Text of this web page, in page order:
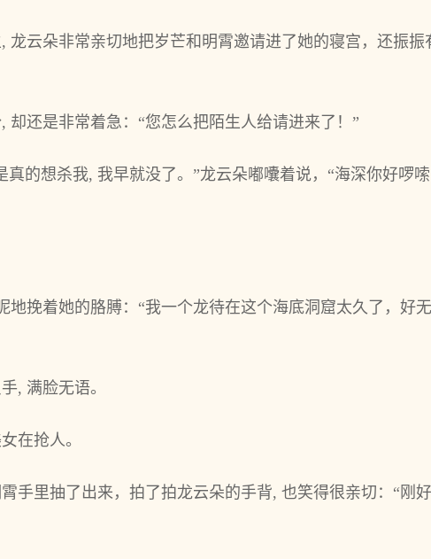
龙云朵非常亲切地把岁芒和明霄邀请进了她的寝宫，还振振
却还是非常着急：“您怎么把陌生人给请进来了！”
的想杀我, 我早就没了。”龙云朵嘟囔着说，“海深你好啰
地挽着她的胳膊：“我一个龙待在这个海底洞窟太久了，好
, 满脸无语。
在抢人。
手里抽了出来，拍了拍龙云朵的手背, 也笑得很亲切：“刚